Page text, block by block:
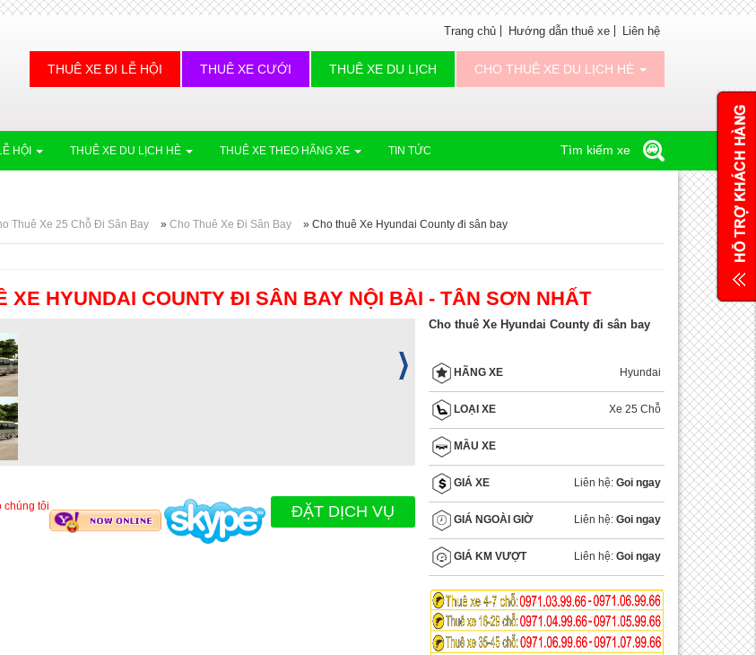
Trang chủ Hướng dẫn thuê xe Liên hệ
THUÊ XE ĐI LỄ HỘI THUÊ XE CƯỚI THUÊ XE DU LỊCH CHO THUÊ XE DU LỊCH HÈ
HỘI THUÊ XE DU LỊCH HÈ THUÊ XE THEO HÃNG XE TIN TỨC Tìm kiếm xe
Thuê Xe 25 Chỗ Đi Sân Bay » Cho Thuê Xe Đi Sân Bay » Cho thuê Xe Hyundai County đi sân bay
XE HYUNDAI COUNTY ĐI SÂN BAY NỘI BÀI - TÂN SƠN NHẤT
chúng tôi ĐẶT DỊCH VỤ
Cho thuê Xe Hyundai County đi sân bay
HÃNG XE Hyundai
LOẠI XE Xe 25 Chỗ
MẦU XE
GIÁ XE Liên hệ: Goi ngay
GIÁ NGOÀI GIỜ Liên hệ: Goi ngay
GIÁ KM VƯỢT Liên hệ: Goi ngay